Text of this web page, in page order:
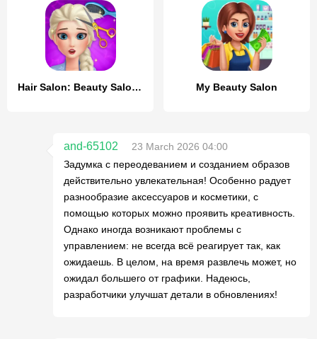
Hair Salon: Beauty Salon Game My Beauty Salon
and-65102
23 March 2026 04:00
Задумка с переодеванием и созданием образов
действительно увлекательная! Особенно радует
разнообразие аксессуаров и косметики, с
помощью которых можно проявить креативность.
Однако иногда возникают проблемы с
управлением: не всегда всё реагирует так, как
ожидаешь. В целом, на время развлечь может, но
ожидал большего от графики. Надеюсь,
разработчики улучшат детали в обновлениях!